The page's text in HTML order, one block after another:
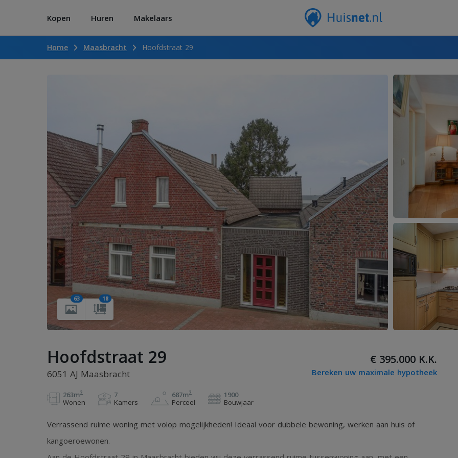
Kopen Huren Makelaars
Home Maasbracht Hoofdstraat 29
63 18
Hoofdstraat 29
6051 AJ Maasbracht
€ 395.000 K.K.
Bereken uw maximale hypotheek
263m2
Wonen
7
Kamers
687m2
Perceel
1900
Bouwjaar
Verrassend ruime woning met volop mogelijkheden! Ideaal voor dubbele bewoning, werken aan huis of
kangoeroewonen.